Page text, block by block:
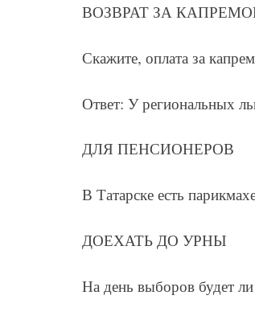
ВОЗВРАТ ЗА
Скажите, оплата за
Ответ: У региональных
ДЛЯ ПЕНСИОНЕРОВ
В Татарске есть
ДОЕХАТЬ ДО УРНЫ
На день выборов будет